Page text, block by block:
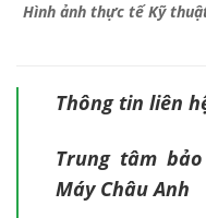
Hình ảnh thực tế Kỹ
Thông tin liên
Trung tâm
Máy Châu Anh